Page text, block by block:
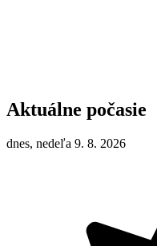
Aktuálne počasie
dnes, nedeľa 9. 8. 2026